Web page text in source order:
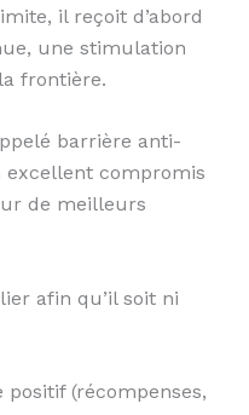
il reçoit d’abord
une stimulation
frontière.
barrière anti-
compromis
de meilleurs
afin qu’il soit ni
(récompenses,